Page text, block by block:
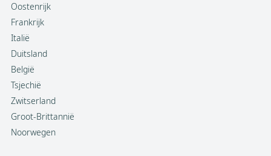
Oostenrijk
Frankrijk
Italië
Duitsland
België
Tsjechië
Zwitserland
Groot-Brittannië
Noorwegen